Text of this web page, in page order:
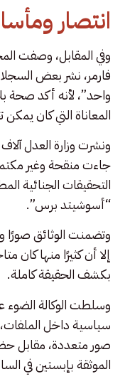
انتصار
وفي المقابل، وصفت
فارمر، نشر بعض
المعاناة التي كان يمكن
ونشرت وزارة العدل
جاءت منقحة وغير
التحقيقات الجنائية
“أسوشيتد برس”.
وتضمنت الوثائق
إلا أن كثيرًا منها كان
بكشف الحقيقة كاملة.
وسلطت الوكالة
سياسية داخل
صور متعددة، مقابل
الموثقة بإبستين في